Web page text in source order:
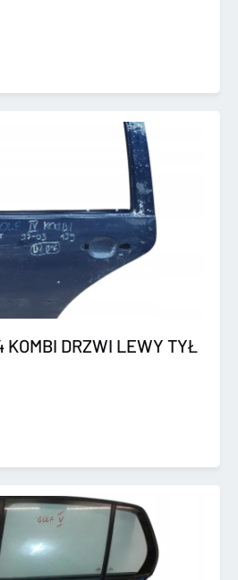
KOMBI DRZWI LEWY TYŁ